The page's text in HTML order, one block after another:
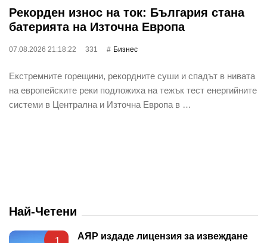
Рекорден износ на ток: България стана
батерията на Източна Европа
07.08.2026 21:18:22 331 Бизнес
Екстремните горещини, рекордните суши и спадът в нивата
на европейските реки подложиха на тежък тест енергийните
системи в Централна и Източна Европа в …
Най-Четени
АЯР издаде лицензия за извеждане